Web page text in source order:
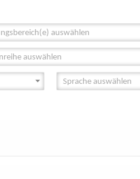
auswählen
auswählen